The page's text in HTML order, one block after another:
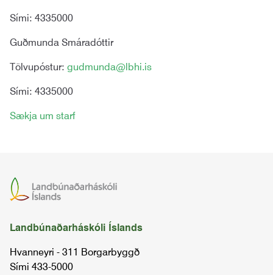
Sími: 4335000
Guðmunda Smáradóttir
Tölvupóstur: gudmunda@lbhi.is
Sími: 4335000
Sækja um starf
Landbúnaðarháskóli Íslands
Hvanneyri - 311 Borgarbyggð
Sími 433-5000